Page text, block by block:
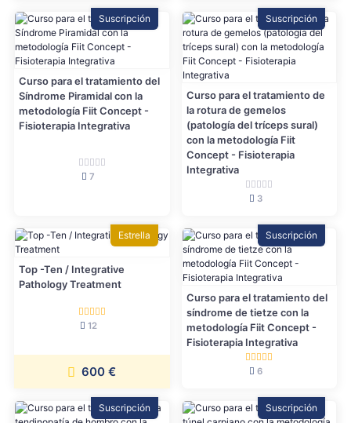
Suscripción
Curso para el tratamiento del
Síndrome Piramidal con la
metodología Fiit Concept -
Fisioterapia Integrativa
7
Suscripción
Curso para el tratamiento de
la rotura de gemelos
(patología del tríceps sural)
con la metodología Fiit
Concept - Fisioterapia
Integrativa
3
Estrella
Top -Ten / Integrative
Pathology Treatment
12
600 €
Suscripción
Curso para el tratamiento del
síndrome de tietze con la
metodología Fiit Concept -
Fisioterapia Integrativa
6
Suscripción Suscripción